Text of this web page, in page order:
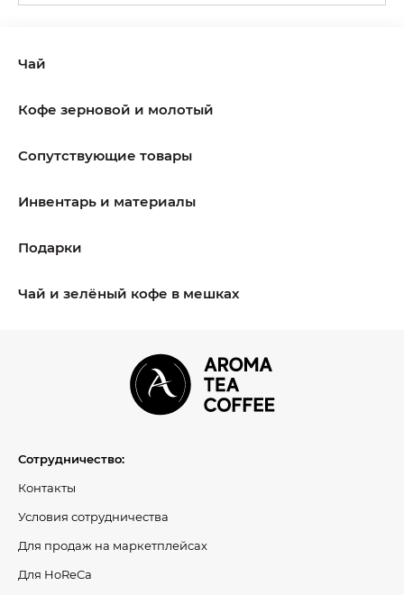
Чай
Кофе зерновой и молотый
Сопутствующие товары
Инвентарь и материалы
Подарки
Чай и зелёный кофе в мешках
Сотрудничество:
Контакты
Условия сотрудничества
Для продаж на маркетплейсах
Для HoReCa